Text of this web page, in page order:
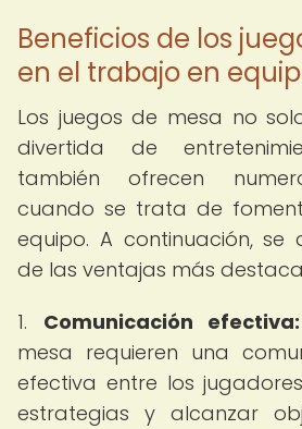
Beneficios de los
en el trabajo en
Los juegos de mesa no
divertida de
también ofrecen
cuando se trata de
equipo. A continuación, se
de las ventajas más
1. Comunicación efectiva:
mesa requieren una
efectiva entre los
estrategias y alcanzar